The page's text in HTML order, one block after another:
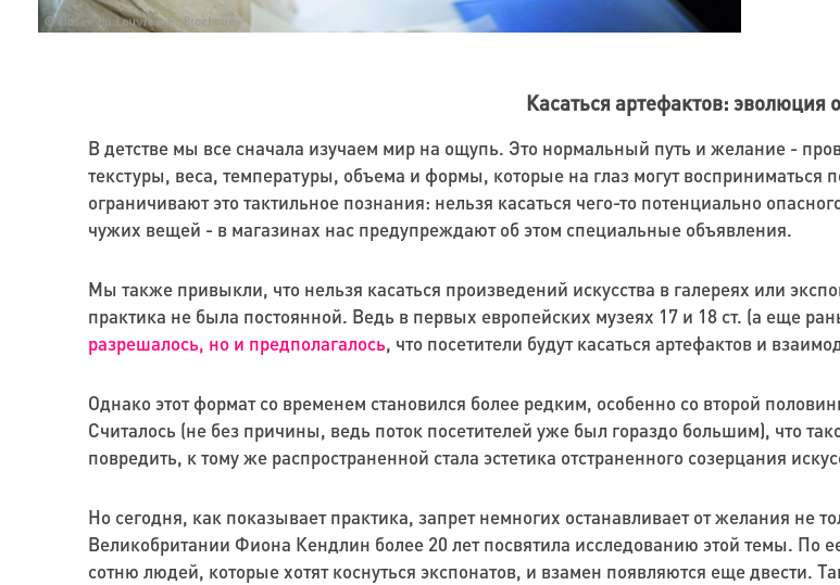
Касаться артефактов: эволюция
В детстве мы все сначала изучаем мир на ощупь. Это нормальный путь и желание -
текстуры, веса, температуры, объема и формы, которые на глаз могут восприниматься
ограничивают это тактильное познания: нельзя касаться чего-то потенциально
чужих вещей - в магазинах нас предупреждают об этом специальные объявления.
Мы также привыкли, что нельзя касаться произведений искусства в галереях или
практика не была постоянной. Ведь в первых европейских музеях 17 и 18 ст. (а еще
разрешалось, но и предполагалось, что посетители будут касаться артефактов и
Однако этот формат со временем становился более редким, особенно со второй
Считалось (не без причины, ведь поток посетителей уже был гораздо большим), что
повредить, к тому же распространенной стала эстетика отстраненного созерцания
Но сегодня, как показывает практика, запрет немногих останавливает от желания не
Великобритании Фиона Кендлин более 20 лет посвятила исследованию этой темы. По
сотню людей, которые хотят коснуться экспонатов, и взамен появляются еще двести.